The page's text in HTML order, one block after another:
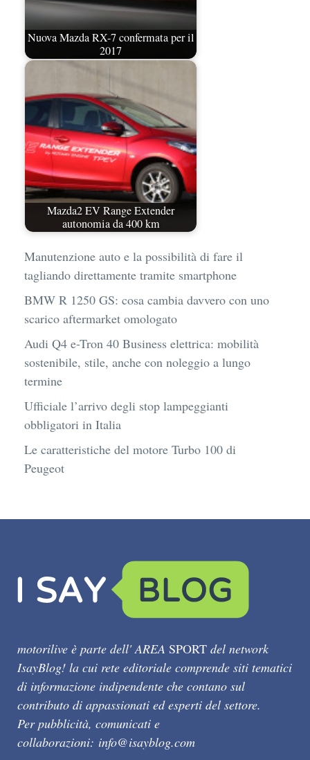
Nuova Mazda RX-7 confermata per il
2017
Mazda2 EV Range Extender
autonomia da 400 km
Manutenzione auto e la possibilità di fare il
tagliando direttamente tramite smartphone
BMW R 1250 GS: cosa cambia davvero con uno
scarico aftermarket omologato
Audi Q4 e-Tron 40 Business elettrica: mobilità
sostenibile, stile, anche con noleggio a lungo
termine
Ufficiale l’arrivo degli stop lampeggianti
obbligatori in Italia
Le caratteristiche del motore Turbo 100 di
Peugeot
motorilive è parte dell' AREA SPORT del network
IsayBlog! la cui rete editoriale comprende siti tematici
di informazione indipendente che contano sul
contributo di appassionati ed esperti del settore.
Per pubblicità, comunicati e
collaborazioni: info@isayblog.com